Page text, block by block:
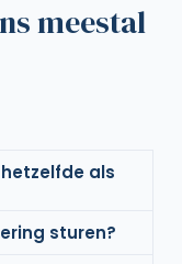
meestal
als
sturen?